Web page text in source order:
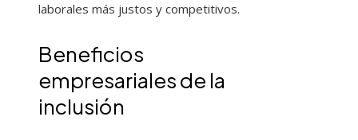
laborales más justos y competitivos.
Beneficios
empresariales de la
inclusión